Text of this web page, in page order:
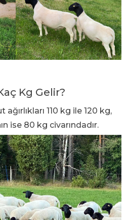
Kg Gelir?
ağırlıkları 110 kg ile 120 kg,
ise 80 kg civarındadır.